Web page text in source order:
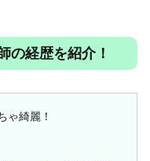
の経歴を紹介！
ゃ綺麗！